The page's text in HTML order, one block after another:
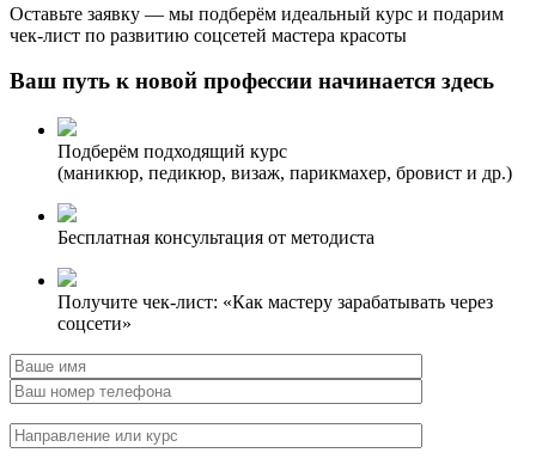
Оставьте заявку — мы подберём идеальный курс и подарим
чек-лист по развитию соцсетей мастера красоты
Ваш путь к новой профессии начинается здесь
Подберём подходящий курс
(маникюр, педикюр, визаж, парикмахер, бровист и др.)
Бесплатная консультация от методиста
Получите чек-лист: «Как мастеру зарабатывать через
соцсети»